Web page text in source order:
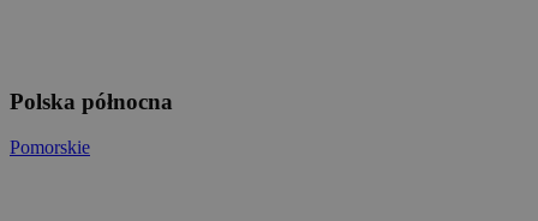
Polska północna
Pomorskie